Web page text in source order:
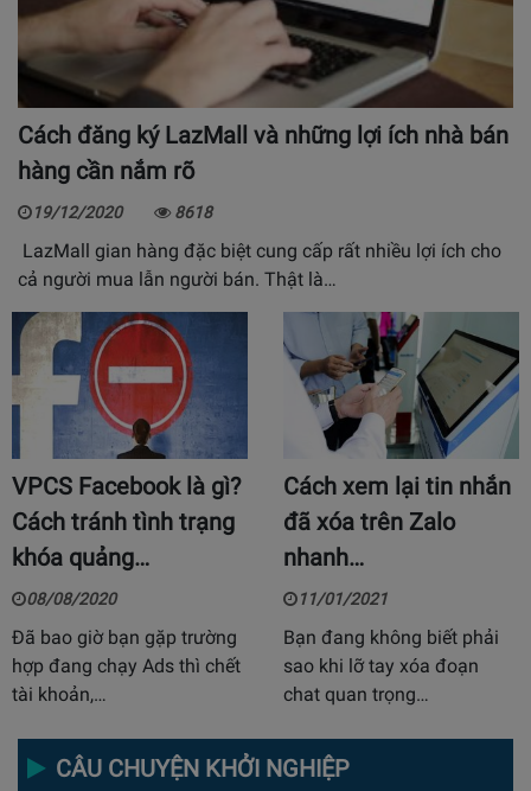
Cách đăng ký LazMall và những lợi ích nhà bán
hàng cần nắm rõ
19/12/2020 8618
LazMall gian hàng đặc biệt cung cấp rất nhiều lợi ích cho
cả người mua lẫn người bán. Thật là…
VPCS Facebook là gì?
Cách tránh tình trạng
khóa quảng…
08/08/2020
Đã bao giờ bạn gặp trường
hợp đang chạy Ads thì chết
tài khoản,…
Cách xem lại tin nhắn
đã xóa trên Zalo
nhanh…
11/01/2021
Bạn đang không biết phải
sao khi lỡ tay xóa đoạn
chat quan trọng…
CÂU CHUYỆN KHỞI NGHIỆP